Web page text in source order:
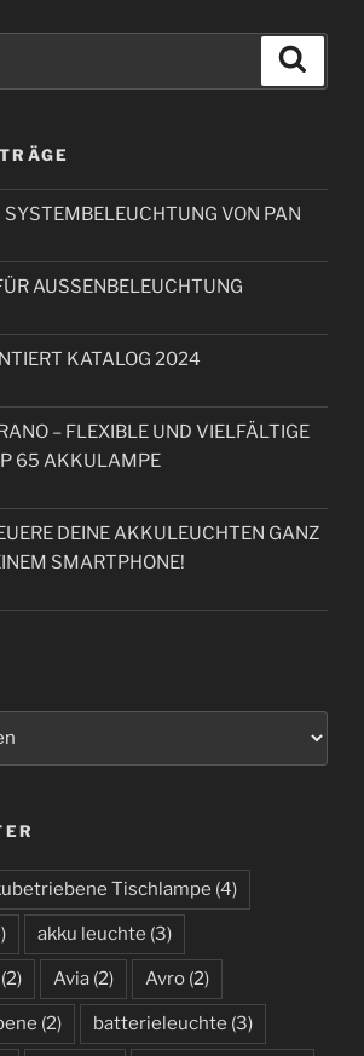
c
SYSTEMBELEUCHTUNG VON PAN
AUSSENBELEUCHTUNG
KATALOG 2024
– FLEXIBLE UND VIELFÄLTIGE
65 AKKULAMPE
DEINE AKKULEUCHTEN GANZ
SMARTPHONE!
Tischlampe (4)
akku leuchte (3)
(2) Avia (2) Avro (2)
(2) batterieleuchte (3)